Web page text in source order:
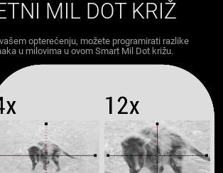
MIL DOT KRIŽ
opterećenju, možete programirati razlike
u milovima u ovom Smart Mil Dot križu.